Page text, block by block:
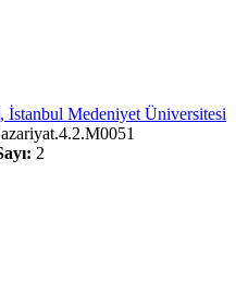
, İstanbul Medeniyet Üniversitesi
2